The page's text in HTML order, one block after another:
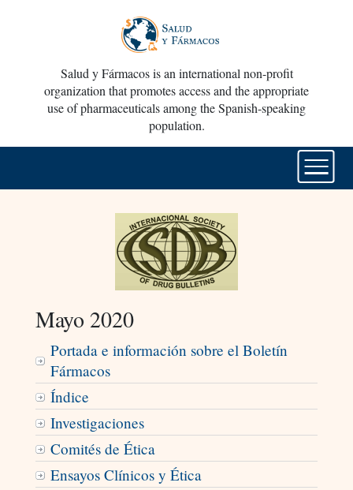
Salud y Fármacos is an international non-profit
organization that promotes access and the appropriate
use of pharmaceuticals among the Spanish-speaking
population.
Mayo 2020
Portada e información sobre el Boletín
Fármacos
Índice
Investigaciones
Comités de Ética
Ensayos Clínicos y Ética